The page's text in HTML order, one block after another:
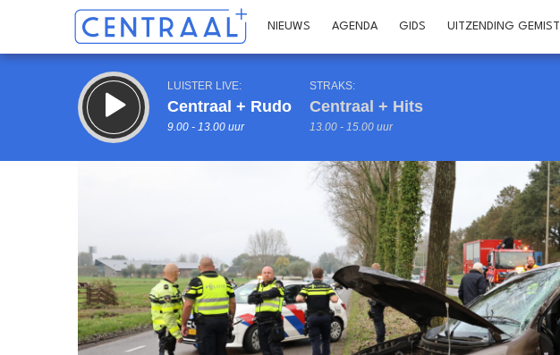
NIEUWS AGENDA GIDS UITZENDING GEMIST
LUISTER LIVE:
Centraal + Rudo
9.00 - 13.00 uur
STRAKS:
Centraal + Hits
13.00 - 15.00 uur
Inklappen